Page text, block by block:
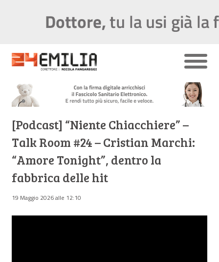
[Podcast] “Niente Chiacchiere” –
Talk Room #24 – Cristian Marchi:
“Amore Tonight”, dentro la
fabbrica delle hit
19 Maggio 2026 alle 12:10